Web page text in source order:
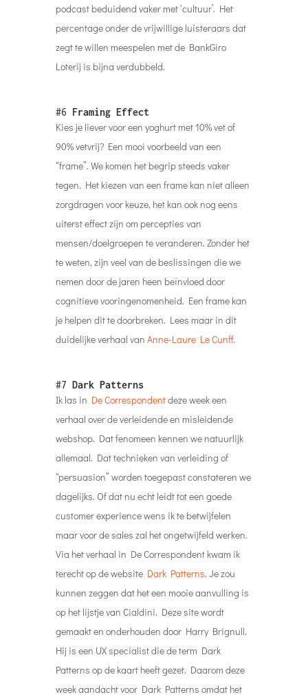
podcast beduidend vaker met ‘cultuur’. Het
percentage onder de vrijwillige luisteraars dat
zegt te willen meespelen met de BankGiro
Loterij is bijna verdubbeld.
#6 Framing Effect
Kies je liever voor een yoghurt met 10% vet of
90% vetvrij? Een mooi voorbeeld van een
“frame”. We komen het begrip steeds vaker
tegen. Het kiezen van een frame kan niet alleen
zorgdragen voor keuze, het kan ook nog eens
uiterst effect zijn om percepties van
mensen/doelgroepen te veranderen. Zonder het
te weten, zijn veel van de beslissingen die we
nemen door de jaren heen beïnvloed door
cognitieve vooringenomenheid. Een frame kan
je helpen dit te doorbreken. Lees maar in dit
duidelijke verhaal van Anne-Laure Le Cunff.
#7 Dark Patterns
Ik las in De Correspondentdeze week een
verhaal over de verleidende en misleidende
webshop. Dat fenomeen kennen we natuurlijk
allemaal. Dat technieken van verleiding of
“persuasion” worden toegepast constateren we
dagelijks. Of dat nu echt leidt tot een goede
customer experience wens ik te betwijfelen
maar voor de sales zal het ongetwijfeld werken.
Via het verhaal in De Correspondent kwam ik
terecht op de website Dark Patterns. Je zou
kunnen zeggen dat het een mooie aanvulling is
op het lijstje van Cialdini. Deze site wordt
gemaakt en onderhouden door Harry Brignull.
Hij is een UX specialist die de term Dark
Patterns op de kaart heeft gezet. Daarom deze
week aandacht voor Dark Patterns omdat het